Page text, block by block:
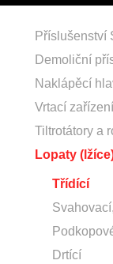
Příslušenství
Demoliční
Naklápěcí
Vrtací zařízení
Tiltrotátory a
Lopaty
Třídící
Drtící